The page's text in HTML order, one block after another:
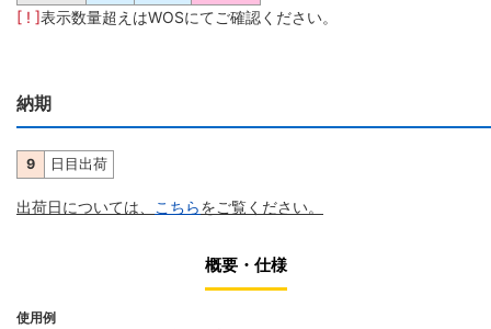
[ ! ]表示数量超えはWOSにてご確認ください。
納期
9 日目出荷
出荷日については、 こちらをご覧ください。
概要・仕様
使用例